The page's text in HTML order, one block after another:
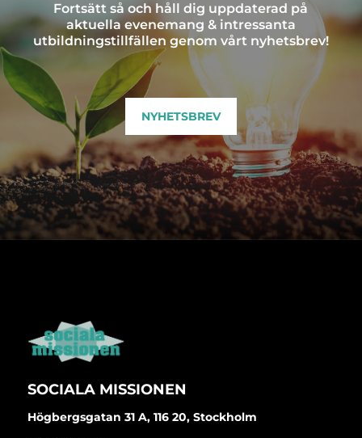
Fortsätt så och håll dig uppdaterad på
aktuella evenemang & intressanta
utbildningstillfällen genom vårt nyhetsbrev!
NYHETSBREV
SOCIALA MISSIONEN
Högbergsgatan 31 A, 116 20, Stockholm